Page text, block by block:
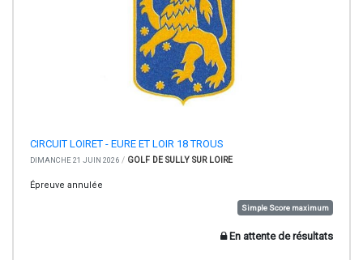
CIRCUIT LOIRET - EURE ET LOIR 18 TROUS
DIMANCHE 21 JUIN 2026 / GOLF DE SULLY SUR LOIRE
Épreuve annulée
Simple Score maximum
En attente de résultats